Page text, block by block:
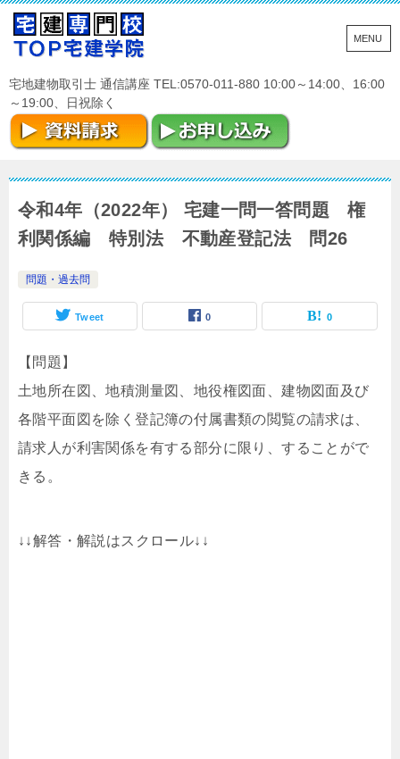
宅地建物取引士 通信講座 TEL:0570-011-880 10:00～14:00、16:00
～19:00、日祝除く
令和4年（2022年） 宅建一問一答問題 権
利関係編 特別法 不動産登記法 問26
問題・過去問
Tweet 0 0
【問題】
土地所在図、地積測量図、地役権図面、建物図面及び
各階平面図を除く登記簿の付属書類の閲覧の請求は、
請求人が利害関係を有する部分に限り、することがで
きる。
↓↓解答・解説はスクロール↓↓